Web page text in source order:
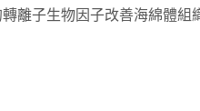
離子生物因子改善海綿體組